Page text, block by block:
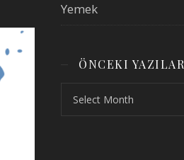
Yemek
ÖNCEKI YAZILAR